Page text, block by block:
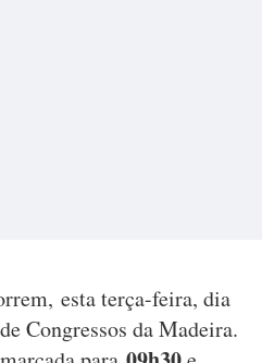
esta terça-feira, dia
Congressos da Madeira.